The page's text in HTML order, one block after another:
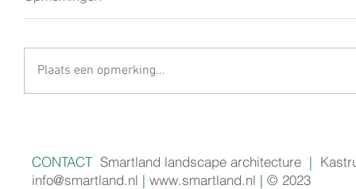
Plaats een opmerking...
CONTACTSmartland landscape architecture |
info@smartland.nl | www.smartland.nl | © 2023